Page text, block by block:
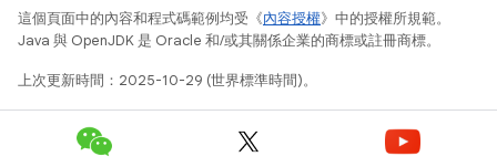
這個頁面中的內容和程式碼範例均受《內容授權》中的授權所規範。
Java 與 OpenJDK 是 Oracle 和/或其關係企業的商標或註冊商標。
上次更新時間：2025-10-29 (世界標準時間)。